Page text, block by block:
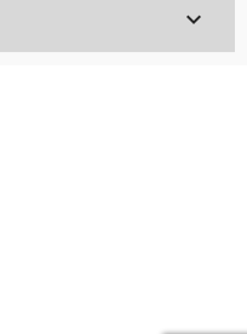
